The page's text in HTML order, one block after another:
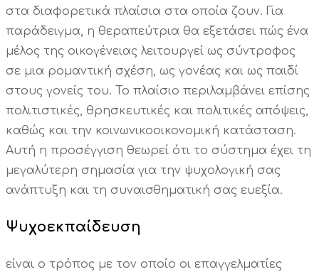
στα διαφορετικά πλαίσια στα οποία ζουν. Για
παράδειγμα, η θεραπεύτρια θα εξετάσει πώς ένα
μέλος της οικογένειας λειτουργεί ως σύντροφος
σε μια ρομαντική σχέση, ως γονέας και ως παιδί
στους γονείς του. Το πλαίσιο περιλαμβάνει επίσης
πολιτιστικές, θρησκευτικές και πολιτικές απόψεις,
καθώς και την κοινωνικοοικονομική κατάσταση.
Αυτή η προσέγγιση θεωρεί ότι το σύστημα έχει τη
μεγαλύτερη σημασία για την ψυχολογική σας
ανάπτυξη και τη συναισθηματική σας ευεξία.
Ψυχοεκπαίδευση
είναι ο τρόπος με τον οποίο οι επαγγελματίες